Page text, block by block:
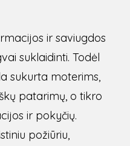
ir saviugdos
suklaidinti. Todėl
sukurta moterims,
patarimų, o tikro
ir pokyčių.
požiūriu,